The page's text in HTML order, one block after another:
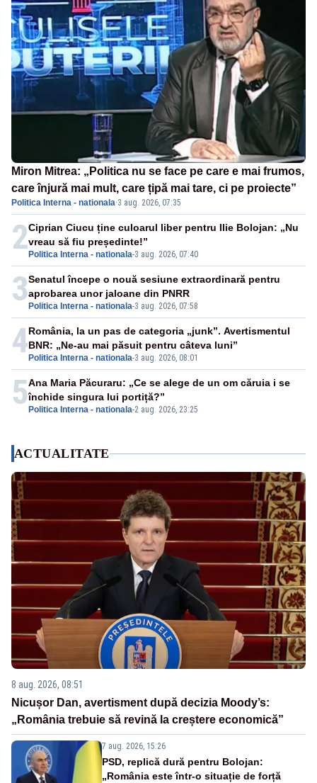
Miron Mitrea: „Politica nu se face pe care e mai frumos,
care înjură mai mult, care țipă mai tare, ci pe proiecte”
Politica Interna - nationala·3 aug. 2026, 07:35
2 Politica Interna - nationala-3 aug. 2026, 07:40
Ciprian Ciucu ține culoarul liber pentru Ilie Bolojan: „Nu
vreau să fiu președinte!”
3 Politica Interna - nationala-3 aug. 2026, 07:58
Senatul începe o nouă sesiune extraordinară pentru
aprobarea unor jaloane din PNRR
4 Politica Interna - nationala-3 aug. 2026, 08:01
România, la un pas de categoria „junk”. Avertismentul
BNR: „Ne-au mai păsuit pentru câteva luni”
5 Politica Interna - nationala-2 aug. 2026, 23:25
Ana Maria Păcuraru: „Ce se alege de un om căruia i se
închide singura lui portiță?”
ACTUALITATE
8 aug. 2026, 08:51
Nicușor Dan, avertisment după decizia Moody’s:
„România trebuie să revină la creștere economică”
7 aug. 2026, 15:26
PSD, replică dură pentru Bolojan:
„România este într-o situație de forță